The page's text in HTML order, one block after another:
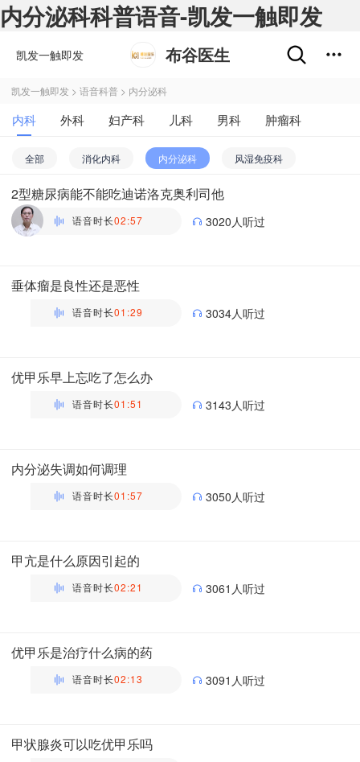
内分泌科科普语音-凯发一触即发
凯发一触即发 布谷医生
凯发一触即发 > 语音科普 > 内分泌科
内科 外科 妇产科 儿科 男科
肿瘤科
不孕不育
五官科 精神心理科
皮肤性病科
医学影像和放射治疗科
全部 消化内科 内分泌科 风湿免疫科
呼吸内科 肾内科 血液内科
老年病科 普通内科 心血管内科 神经内科
2型糖尿病能不能吃迪诺洛克奥利司他
语音时长02:57 3020人听过
垂体瘤是良性还是恶性
语音时长01:29 3034人听过
优甲乐早上忘吃了怎么办
语音时长01:51 3143人听过
内分泌失调如何调理
语音时长01:57 3050人听过
甲亢是什么原因引起的
语音时长02:21 3061人听过
优甲乐是治疗什么病的药
语音时长02:13 3091人听过
甲状腺炎可以吃优甲乐吗